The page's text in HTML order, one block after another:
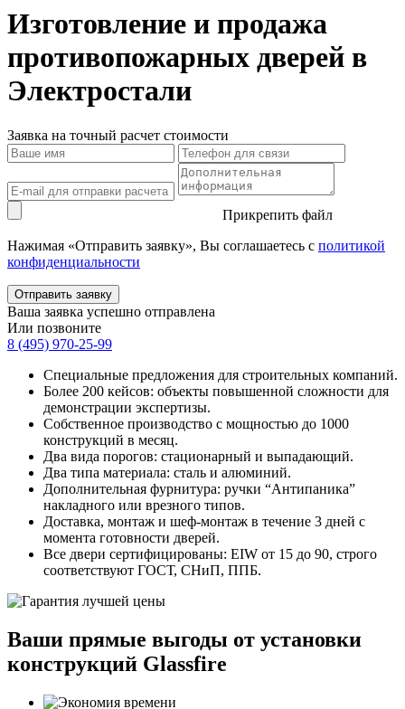
Изготовление и продажа
противопожарных дверей в
Электростали
Заявка на точный расчет стоимости
Прикрепить файл
Нажимая «Отправить заявку», Вы соглашаетесь с политикой
конфиденциальности
Ваша заявка успешно отправлена
Или позвоните
8 (495) 970-25-99
Специальные предложения для строительных компаний.
Более 200 кейсов: объекты повышенной сложности для
демонстрации экспертизы.
Собственное производство с мощностью до 1000
конструкций в месяц.
Два вида порогов: стационарный и выпадающий.
Два типа материала: сталь и алюминий.
Дополнительная фурнитура: ручки “Антипаника”
накладного или врезного типов.
Доставка, монтаж и шеф-монтаж в течение 3 дней с
момента готовности дверей.
Все двери сертифицированы: EIW от 15 до 90, строго
соответствуют ГОСТ, СНиП, ППБ.
Ваши прямые выгоды от установки
конструкций Glassfire